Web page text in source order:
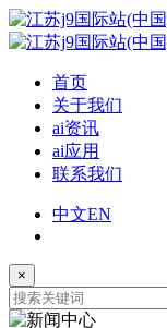
首页
关于我们
ai资讯
ai应用
联系我们
中文EN
×